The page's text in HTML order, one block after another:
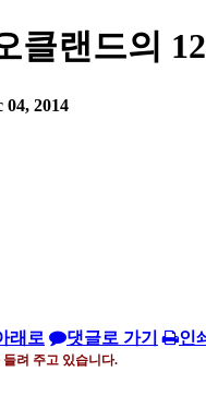
클랜드의
04, 2014
래로 댓글로 가기 인
들려 주고 있습니다.